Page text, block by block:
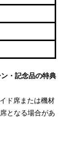
・記念品の特典
ド席または機材
となる場合があ